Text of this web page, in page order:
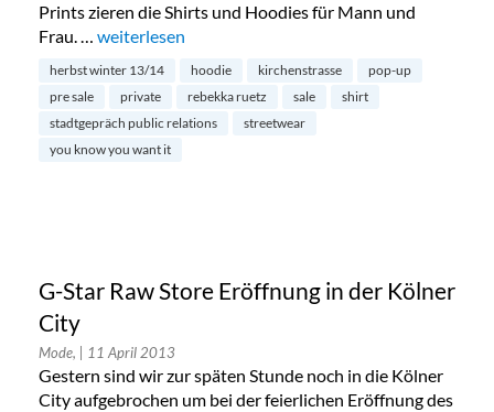
Prints zieren die Shirts und Hoodies für Mann und
Frau. … „Private Pop Up Sale der Designerin Rebekka Ruetz“
weiterlesen
herbst winter 13/14 hoodie kirchenstrasse
pop-up
pre sale
private rebekka ruetz sale
shirt
stadtgepräch public relations
streetwear
you know you want it
G-Star Raw Store Eröffnung in der Kölner
City
Mode, | 11 April 2013
Gestern sind wir zur späten Stunde noch in die Kölner
City aufgebrochen um bei der feierlichen Eröffnung des